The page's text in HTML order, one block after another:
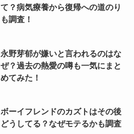
て？病気療養から復帰への道のり
も調査！
永野芽郁が嫌いと言われるのはな
ぜ？過去の熱愛の噂も一気にまと
めてみた！
ボーイフレンドのカズトはその後
どうしてる？なぜモテるかも調査